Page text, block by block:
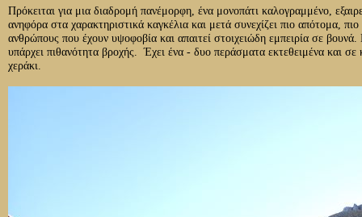
Πρόκειται για μια διαδρομή πανέμορφη, ένα μονοπάτι καλογραμμένο,
ανηφόρα στα χαρακτηριστικά καγκέλια και μετά συνεχίζει πιο απότομα,
ανθρώπους που έχουν υψοφοβία και απαιτεί στοιχειώδη εμπειρία σε βουνά.
υπάρχει πιθανότητα βροχής. Έχει ένα - δυο περάσματα εκτεθειμένα και σε
χεράκι.